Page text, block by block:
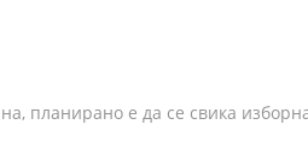
планирано е да се свика